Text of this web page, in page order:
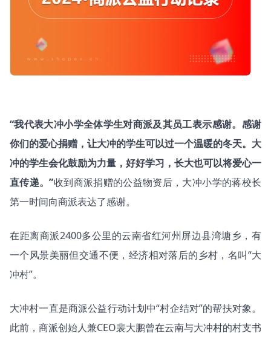
“我代表大冲小学全体学生对商派及其员工表示感谢。感谢
你们的爱心捐赠，让大冲的学生可以过一个温暖的冬天。大
冲的学生会化鼓励为力量，好好学习，长大也可以将爱心一
直传递。”收到商派捐赠的公益物资后，大冲小学的蒋校长
第一时间向商派表达了感谢。
在距离商派2400多公里的云南省红河州屏边县湾塘乡，有
一个风景美丽但交通不便，经济相对落后的乡村，名叫“大
冲村”。
大冲村一直是商派公益行动计划中“村企结对”的帮扶对象。
此前，商派创始人兼CEO裴大鹏曾在云南与大冲村的村支书